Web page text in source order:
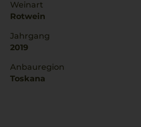
Weinart
Rotwein
Jahrgang
2019
Anbauregion
Toskana